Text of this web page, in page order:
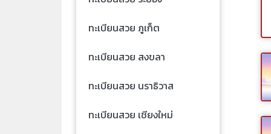
ทะเบียนสวย ภูเก็ต
ทะเบียนสวย สงขลา
ทะเบียนสวย นราธิวาส
ทะเบียนสวย เชียงใหม่